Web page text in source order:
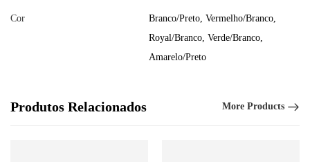
Cor
Branco/Preto, Vermelho/Branco,
Royal/Branco, Verde/Branco,
Amarelo/Preto
Produtos Relacionados More Products